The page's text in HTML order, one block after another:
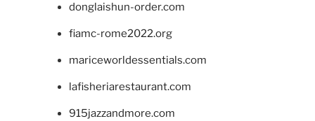
donglaishun-order.com
fiamc-rome2022.org
mariceworldessentials.com
lafisheriarestaurant.com
915jazzandmore.com